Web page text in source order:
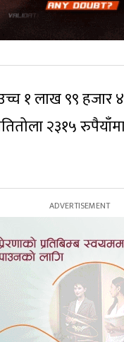
१ लाख ९९ हजार
२३१५